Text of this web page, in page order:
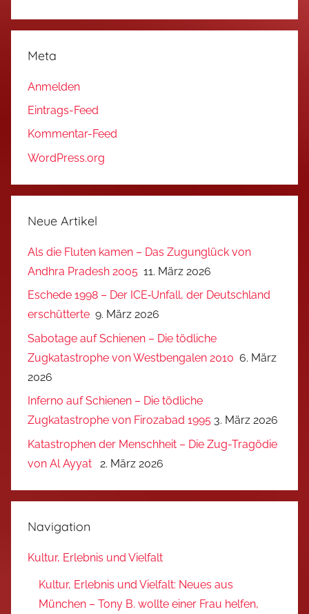
Meta
Anmelden
Eintrags-Feed
Kommentar-Feed
WordPress.org
Neue Artikel
Als die Fluten kamen – Das Zugunglück von
Andhra Pradesh 2005 11. März 2026
Eschede 1998 – Der ICE‑Unfall, der Deutschland
erschütterte 9. März 2026
Sabotage auf Schienen – Die tödliche
Zugkatastrophe von Westbengalen 2010 6. März
2026
Inferno auf Schienen – Die tödliche
Zugkatastrophe von Firozabad 1995 3. März 2026
Katastrophen der Menschheit – Die Zug-Tragödie
von Al Ayyat
2. März 2026
Navigation
Kultur, Erlebnis und Vielfalt
Kultur, Erlebnis und Vielfalt: Neues aus
München – Tony B. wollte einer Frau helfen,